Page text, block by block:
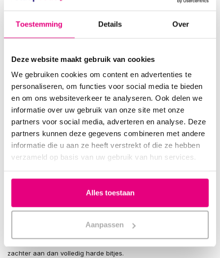
Toestemming Details Over
Deze website maakt gebruik van cookies
We gebruiken cookies om content en advertenties te
personaliseren, om functies voor social media te bieden
en om ons websiteverkeer te analyseren. Ook delen we
informatie over uw gebruik van onze site met onze
partners voor social media, adverteren en analyse. Deze
partners kunnen deze gegevens combineren met andere
informatie die u aan ze heeft verstrekt of die ze hebben
verzameld op basis van uw gebruik van hun services.
Alles toestaan
Aanpassen
Materiaal: firm density kunststof, BPA- en latexvrij
Levensduur:
Levertijd:20–30 dagen na ontvangst van je afdruk
Inhoud:afdrukset, bitje op maat, bewaardoosje,
retourinstructie
Het 2-laags ontwerp biedt de stevigheid van een hard bitje met
het comfort van een zachtere binnenzijde.
Is het comfortabel om te dragen?
Ja. De binnenzijde vormt zich exact naar jouw gebit en voelt
zachter aan dan volledig harde bitjes.